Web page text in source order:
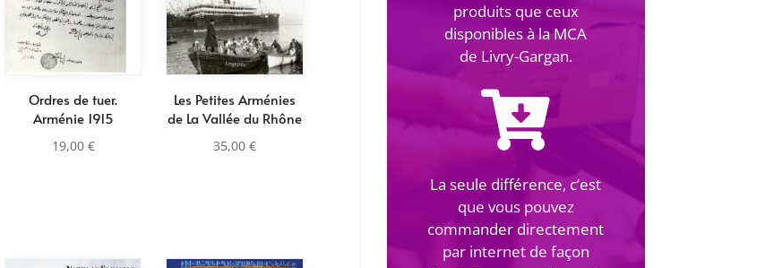
Ordres de tuer.
Arménie 1915
19,00 €
Les Petites Arménies
de La Vallée du Rhône
35,00 €
produits que ceux
disponibles à la MCA
de Livry-Gargan.
La seule différence, c’est
que vous pouvez
commander directement
par internet de façon